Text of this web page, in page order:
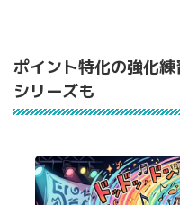
ポイント特化の強化練
シリーズも